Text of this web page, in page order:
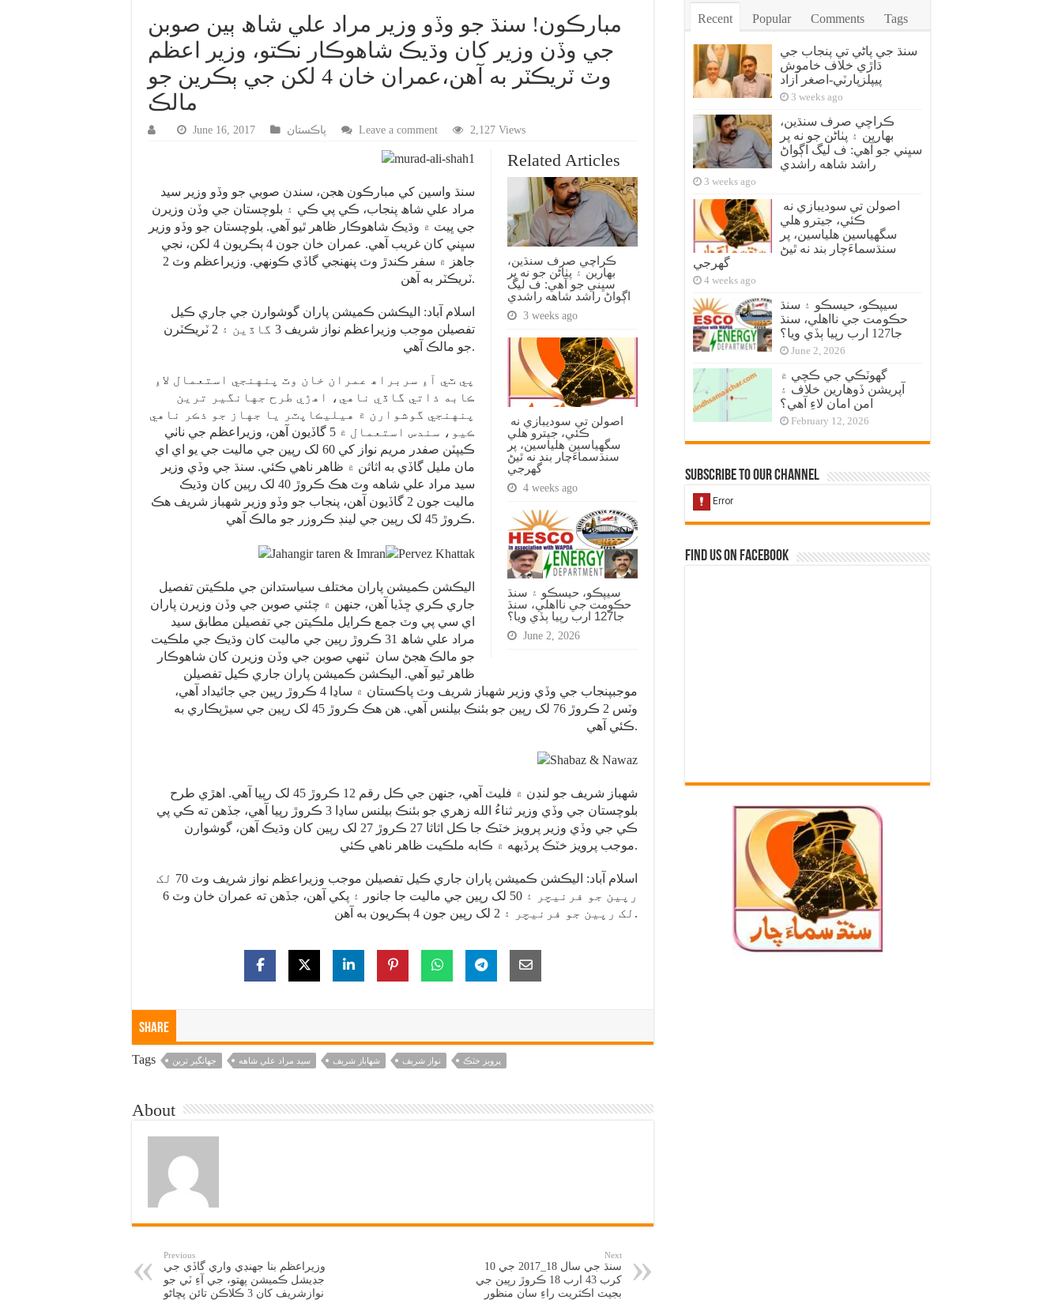
مبارڪون! سنڌ جو وڏو وزير مراد علي شاھ ٻين صوبن
جي وڏن وزير کان وڌيڪ شاهوڪار نڪتو، وزير اعظم
وٽ ٽريڪٽر به آهن،عمران خان 4 لکن جي ٻڪرين جو
مالڪ
June 16, 2017 پاڪستان Leave a comment 2,127 Views
Related Articles
ڪراچي صرف سنڌين،
بهارين ۽ پٺاڻن جو نه پر
سڀني جو آهي: ف ليگ
اڳواڻ راشد شاهه راشدي
3 weeks ago
ڪئي، جيترو هلي
سگهياسين هلياسين، پر
سنڌسماءَچار بند نه ٿيڻ
گهرجي
4 weeks ago
سيپڪو، حيسڪو ۽ سنڌ
حڪومت جي نااهلي، سنڌ
جا127 ارب رپيا ٻڏي ويا؟
June 2, 2026
سنڌ واسين کي مبارڪون هجن، سندن صوبي جو وڏو وزير سيد
مراد علي شاھ پنجاب، ڪي پي ڪي ۽ بلوچستان جي وڏن وزيرن
جي ڀيٽ ۾ وڌيڪ شاهوڪار ظاهر ٿيو آهي. بلوچستان جو وڏو وزير
سڀني کان غريب آهي. عمران خان جون 4 ٻڪريون 4 لکن، نجي
جاهز ۾ سفر ڪندڙ وٽ پنهنجي گاڏي ڪونهي. وزيراعظم وٽ 2
ٽريڪٽر به آهن.
اسلام آباد: اليڪشن ڪميشن پاران گوشوارن جي جاري ڪيل
تفصيلن موجب وزيراعظم نواز شريف 3 گاڏين ۽ 2 ٽريڪٽرن
جو مالڪ آهي.
پي ٽي آءِ سربراھ عمران خان وٽ پنهنجي استعمال لاءِ
ڪابه ذاتي گاڏي ناهي، اهڙي طرح جهانگير ترين
پنهنجي گوشوارن ۾ هيليڪاپٽر يا جهاز جو ذڪر ناهي
ڪيو، سندس استعمال ۾ 5 گاڏيون آهن، وزيراعظم جي ناٺي
ڪيپٽن صفدر مريم نواز کي 60 لک رپين جي ماليت جي يو اي اي
مان مليل گاڏي به اثاثن ۾ ظاهر ناهي ڪئي. سنڌ جي وڏي وزير
سيد مراد علي شاهه وٽ هڪ ڪروڙ 40 لک رپين کان وڌيڪ
ماليت جون 2 گاڏيون آهن، پنجاب جو وڏو وزير شهباز شريف هڪ
ڪروڙ 45 لک رپين جي لينڊ ڪروزر جو مالڪ آهي.
اليڪشن ڪميشن پاران مختلف سياستدانن جي ملڪيتن تفصيل
جاري ڪري ڇڏيا آهن، جنهن ۾ چئني صوبن جي وڏن وزيرن پاران
اي سي پي وٽ جمع ڪرايل ملڪيتن جي تفصيلن مطابق سيد
مراد علي شاھ 31 ڪروڙ رپين جي ماليت کان وڌيڪ جي ملڪيت
جو مالڪ هجڻ سان ٽنهي صوبن جي وڏن وزيرن کان شاهوڪار
ظاهر ٿيو آهي. اليڪشن ڪميشن پاران جاري ڪيل تفصيلن
موجبپنجاب جي وڏي وزير شهباز شريف وٽ پاڪستان ۾ ساڍا 4 ڪروڙ رپين جي جائيداد آهي،
وٽس 2 ڪروڙ 76 لک رپين جو بئنڪ بيلنس آهي. هن هڪ ڪروڙ 45 لک رپين جي سيڙپڪاري به
ڪئي آهي.
شهباز شريف جو لنڊن ۾ فليٽ آهي، جنهن جي ڪل رقم 12 ڪروڙ 45 لک رپيا آهي. اهڙي طرح
بلوچستان جي وڏي وزير ثناءُ الله زهري جو بئنڪ بيلنس ساڍا 3 ڪروڙ رپيا آهي، جڏهن ته ڪي پي
ڪي جي وڏي وزير پرويز خٽڪ جا ڪل اثاثا 27 ڪروڙ 27 لک رپين کان وڌيڪ آهن، گوشوارن
موجب پرويز خٽڪ پرڏيهه ۾ ڪابه ملڪيت ظاهر ناهي ڪئي.
اسلام آباد: اليڪشن ڪميشن پاران جاري ڪيل تفصيلن موجب وزيراعظم نواز شريف وٽ 70 لک
رپين جو فرنيچر ۽ 50 لک رپين جي ماليت جا جانور ۽ پکي آهن، جڏهن ته عمران خان وٽ 6
لک رپين جو فرنيچر ۽ 2 لک رپين جون 4 ٻڪريون به آهن.
Share
Tags جهانگير ترين سيد مراد علي شاهه شهاباز شريف نواز شريف پرويز خٽڪ
About
Previous
وزيراعظم بنا جهنڊي واري گاڏي جي
جڊيشل ڪميشن پهتو، جي آءِ ٽي جو
نوازشريف کان 3 ڪلاڪن تائن پڇاڻو
Next
سنڌ جي سال 18_2017 جي 10
کرب 43 ارب 18 ڪروڙ رپين جي
بجيٽ اڪثريت راءِ سان منظور
Recent Popular Comments Tags
سنڌ جي پاڻي تي پنجاب جي
ڌاڙي خلاف خاموش
پيپلزپارٽي-اصغر آزاد
3 weeks ago
ڪراچي صرف سنڌين،
بهارين ۽ پٺاڻن جو نه پر
سڀني جو آهي: ف ليگ اڳواڻ
راشد شاهه راشدي
3 weeks ago
ڪئي، جيترو هلي
سگهياسين هلياسين، پر
سنڌسماءَچار بند نه ٿيڻ
گهرجي
4 weeks ago
سيپڪو، حيسڪو ۽ سنڌ
حڪومت جي نااهلي، سنڌ
جا127 ارب رپيا ٻڏي ويا؟
June 2, 2026
گهوٽڪي جي ڪچي ۾
آپريشن ڏوهارين خلاف ۽
امن امان لاءِ آهي؟
February 12, 2026
Subscribe to our Channel
Find us on Facebook